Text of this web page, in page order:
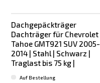
Dachgepäckträger
Dachträger für Chevrolet
Tahoe GMT921 SUV 2005-
2014 | Stahl | Schwarz |
Traglast bis 75 kg |
Auf Bestellung